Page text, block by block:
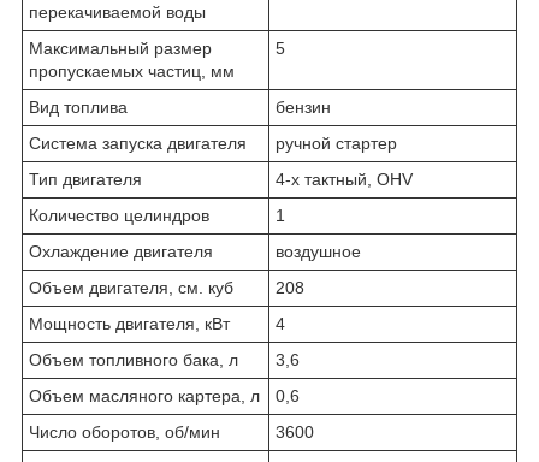
перекачиваемой воды
Максимальный размер
пропускаемых частиц, мм
5
Вид топлива
бензин
Система запуска двигателя
ручной стартер
Тип двигателя
4-х тактный, OHV
Количество целиндров
1
Охлаждение двигателя
воздушное
Объем двигателя, см. куб
208
Мощность двигателя, кВт
4
Объем топливного бака, л
3,6
Объем масляного картера, л
0,6
Число оборотов, об/мин
3600